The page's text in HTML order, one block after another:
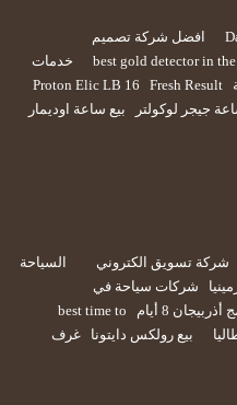
افضل شركة تصميم
best gold detector in
خدمات
Proton Elic LB 16
Fresh Result
جيجر لوكولتر
بيع ساعة اوديمار
شركة تسويق الكتروني
السياحة
شركات سياحة في
أذربيجان 8 أيام
best time to
بيع رولكس دايتونا
غرف